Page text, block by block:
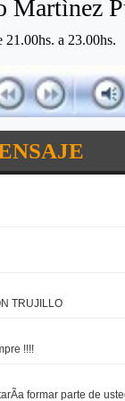
Martìnez
21.00hs. a 23.00hs.